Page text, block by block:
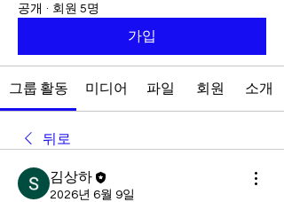
공개 · 회원 5명
가입
그룹 활동 미디어 파일 회원 소개
뒤로
김상하
2026년 6월 9일